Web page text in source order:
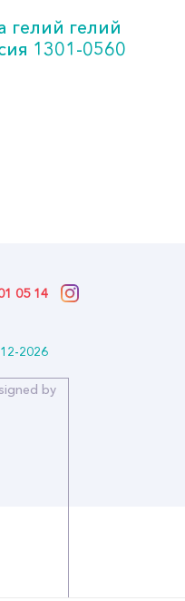
гелий гелий
1301-0560
05 14
2026
by